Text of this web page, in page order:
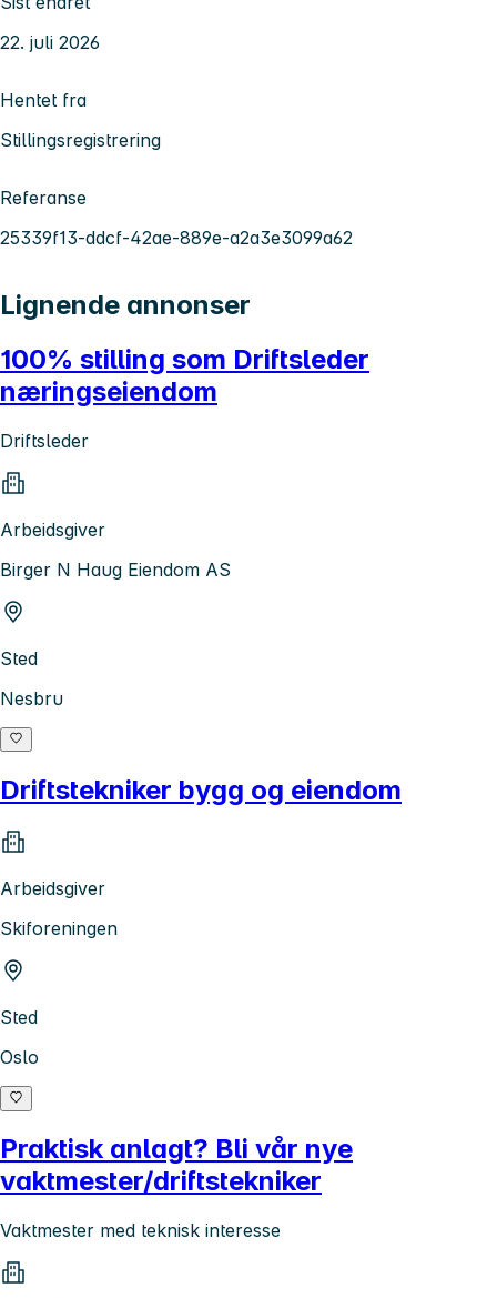
22. juli 2026
Hentet fra
Stillingsregistrering
Referanse
25339f13-ddcf-42ae-889e-a2a3e3099a62
Lignende annonser
100% stilling som Driftsleder
næringseiendom
Driftsleder
Arbeidsgiver
Birger N Haug Eiendom AS
Sted
Nesbru
Driftstekniker bygg og eiendom
Arbeidsgiver
Skiforeningen
Sted
Oslo
Praktisk anlagt? Bli vår nye
vaktmester/driftstekniker
Vaktmester med teknisk interesse